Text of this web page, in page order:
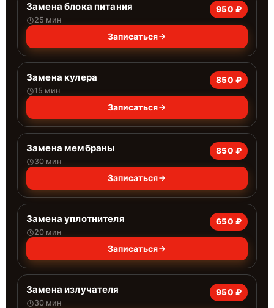
Замена блока питания
25 мин
950 ₽
Записаться
Замена кулера
15 мин
850 ₽
Записаться
Замена мембраны
30 мин
850 ₽
Записаться
Замена уплотнителя
20 мин
650 ₽
Записаться
Замена излучателя
30 мин
950 ₽